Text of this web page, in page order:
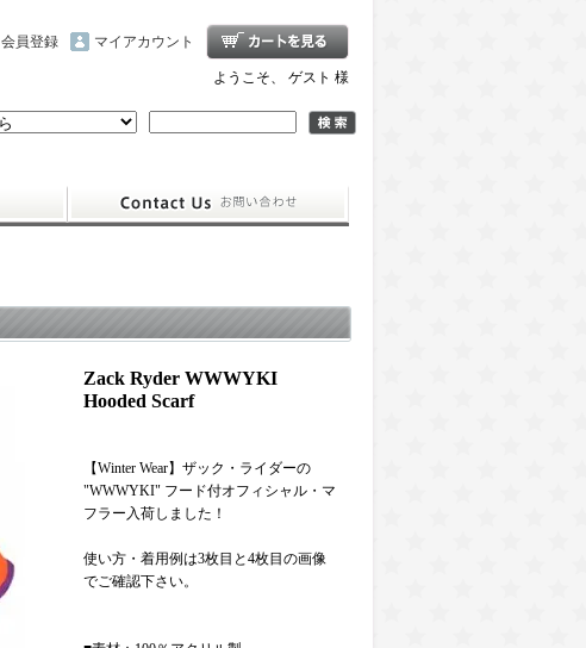
マイアカウント
会員登録
ようこそ、 ゲスト 様
Zack Ryder WWWYKI
Hooded Scarf
【Winter Wear】ザック・ライダーの
"WWWYKI" フード付オフィシャル・マ
フラー入荷しました！
使い方・着用例は3枚目と4枚目の画像
でご確認下さい。